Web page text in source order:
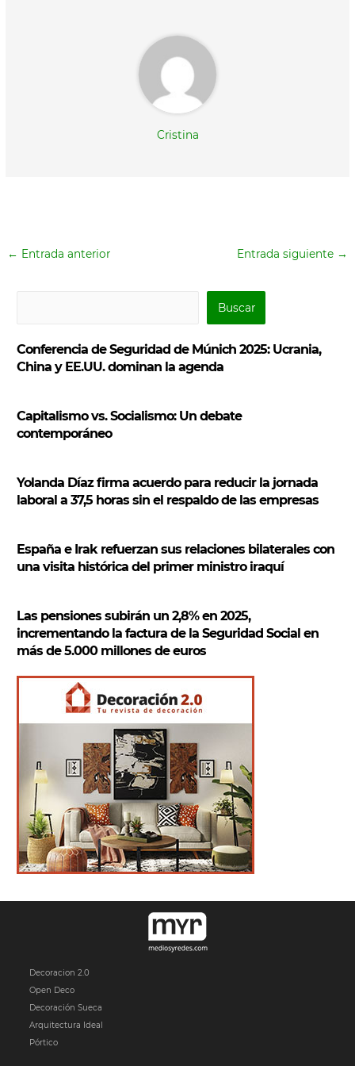
Cristina
← Entrada anterior Entrada siguiente →
s
c
Buscar
Conferencia de Seguridad de Múnich 2025: Ucrania,
China y EE.UU. dominan la agenda
Capitalismo vs. Socialismo: Un debate
contemporáneo
Yolanda Díaz firma acuerdo para reducir la jornada
laboral a 37,5 horas sin el respaldo de las empresas
España e Irak refuerzan sus relaciones bilaterales con
una visita histórica del primer ministro iraquí
Las pensiones subirán un 2,8% en 2025,
incrementando la factura de la Seguridad Social en
más de 5.000 millones de euros
Decoracion 2.0
Open Deco
Decoración Sueca
Arquitectura Ideal
Pórtico